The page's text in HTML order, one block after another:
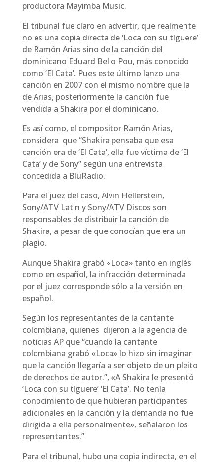
productora Mayimba Music.
El tribunal fue claro en advertir, que realmente
no es una copia directa de ‘Loca con su tíguere’
de Ramón Arias sino de la canción del
dominicano Eduard Bello Pou, más conocido
como ‘El Cata’. Pues este último lanzo una
canción en 2007 con el mismo nombre que la
de Arias, posteriormente la canción fue
vendida a Shakira por el dominicano.
Es así como, el compositor Ramón Arias,
considera que “Shakira pensaba que esa
canción era de ‘El Cata’, ella fue víctima de ‘El
Cata’ y de Sony” según una entrevista
concedida a BluRadio.
Para el juez del caso, Alvin Hellerstein,
Sony/ATV Latin y Sony/ATV Discos son
responsables de distribuir la canción de
Shakira, a pesar de que conocían que era un
plagio.
Aunque Shakira grabó «Loca» tanto en inglés
como en español, la infracción determinada
por el juez corresponde sólo a la versión en
español.
Según los representantes de la cantante
colombiana, quienes dijeron a la agencia de
noticias AP que “cuando la cantante
colombiana grabó «Loca» lo hizo sin imaginar
que la canción llegaría a ser objeto de un pleito
de derechos de autor.”, «A Shakira le presentó
‘Loca con su tíguere’ ‘El Cata’. No tenía
conocimiento de que hubieran participantes
adicionales en la canción y la demanda no fue
dirigida a ella personalmente», señalaron los
representantes.”
Para el tribunal, hubo una copia indirecta, en el